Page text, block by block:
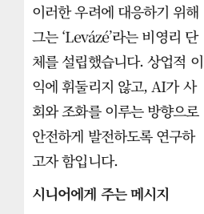
이러한 우려에 대응하기 위해
그는 ‘Levázé’라는 비영리 단
체를 설립했습니다. 상업적 이
익에 휘둘리지 않고, AI가 사
회와 조화를 이루는 방향으로
안전하게 발전하도록 연구하
고자 함입니다.
시니어에게 주는 메시지